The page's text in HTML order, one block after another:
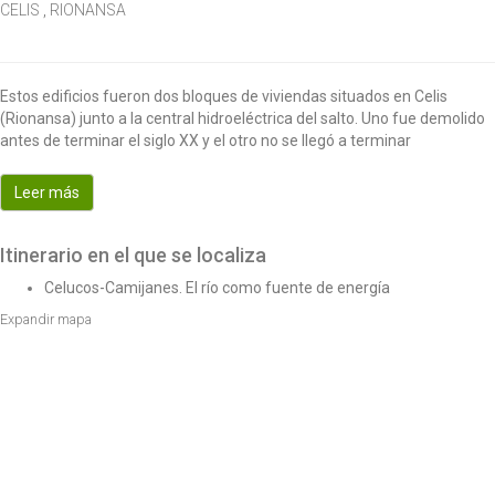
o
n
CELIS RIONANSA
Estos edificios fueron dos bloques de viviendas situados en Celis
(Rionansa) junto a la central hidroeléctrica del salto. Uno fue demolido
antes de terminar el siglo XX y el otro no se llegó a terminar
Leer más
Itinerario en el que se localiza
Celucos-Camijanes. El río como fuente de energía
Expandir mapa